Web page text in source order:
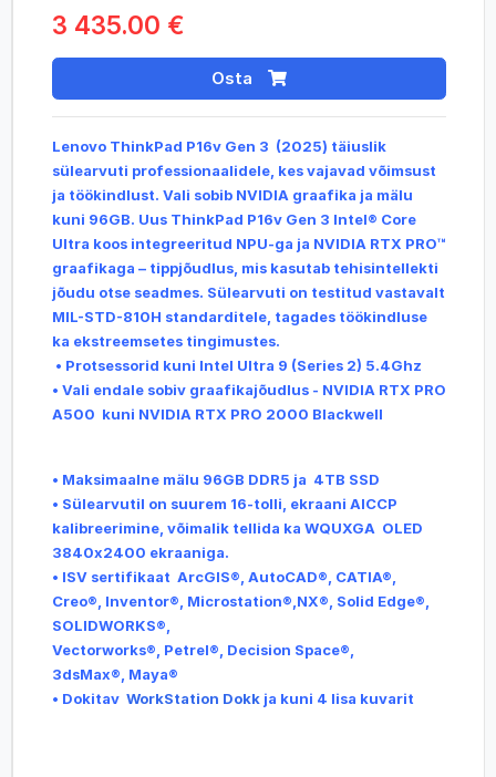
3 435.00 €
Osta
Lenovo ThinkPad P16v Gen 3 (2025) täiuslik
sülearvuti professionaalidele, kes vajavad võimsust
ja töökindlust. Vali sobib NVIDIA graafika ja mälu
kuni 96GB. Uus ThinkPad P16v Gen 3 Intel® Core
Ultra koos integreeritud NPU-ga ja NVIDIA RTX PRO™
graafikaga – tippjõudlus, mis kasutab tehisintellekti
jõudu otse seadmes. Sülearvuti on testitud vastavalt
MIL-STD-810H standarditele, tagades töökindluse
ka ekstreemsetes tingimustes.
• Protsessorid kuni Intel Ultra 9 (Series 2) 5.4Ghz
• Vali endale sobiv graafikajõudlus - NVIDIA RTX PRO
A500 kuni NVIDIA RTX PRO 2000 Blackwell
• Maksimaalne mälu 96GB DDR5 ja 4TB SSD
• Sülearvutil on suurem 16-tolli, ekraani AICCP
kalibreerimine, võimalik tellida ka WQUXGA OLED
3840x2400 ekraaniga.
• ISV sertifikaat ArcGIS®, AutoCAD®, CATIA®,
Creo®, Inventor®, Microstation®,NX®, Solid Edge®,
SOLIDWORKS®,
Vectorworks®, Petrel®, Decision Space®,
3dsMax®, Maya®
• Dokitav WorkStation Dokkja kuni 4 lisa kuvarit